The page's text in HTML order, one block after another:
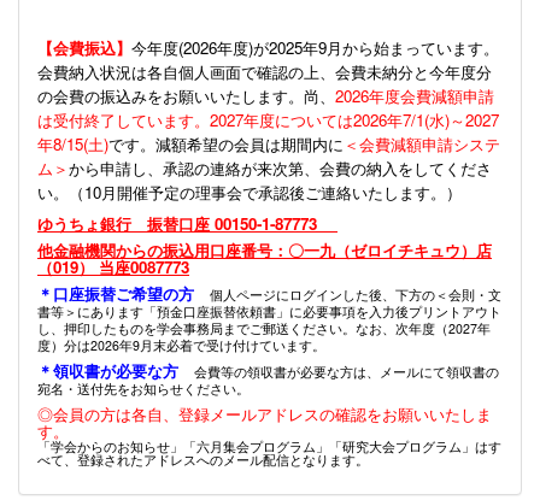
【会費振込】 今年度(2026年度)が2025年9月から始まっています。
会費納入状況は各自個人画面で確認の上、会費未納分と今年度分
の会費の振込みをお願いいたします。尚、 2026年度会費減額申請
は受付終了しています。2027年度については2026年7/1(水)～2027
年8/15(土)です。減額希望の会員は期間内に ＜会費減額申請システ
ム＞から申請し、承認の連絡が来次第、会費の納入をしてくださ
い。（10月開催予定の理事会で承認後ご連絡いたします。）
ゆうちょ銀行 振替口座 00150-1-87773
他金融機関からの振込用口座番号：〇一九（ゼロイチキュウ）店
（019） 当座0087773
＊口座振替ご希望の方
個人ページにログインした後、下方の＜会則・文
書等＞にあります「預金口座振替依頼書」に必要事項を入力後プリントアウト
し、押印したものを学会事務局までご郵送ください。なお、次年度（2027年
度）分は2026年9月末必着で受け付けています。
＊領収書が必要な方
会費等の領収書が必要な方は、メールにて領収書の
宛名・送付先をお知らせください。
◎会員の方は各自、登録メールアドレスの確認をお願いいたしま
す。
「学会からのお知らせ」「六月集会プログラム」「研究大会プログラム」はす
べて、登録されたアドレスへのメール配信となります。